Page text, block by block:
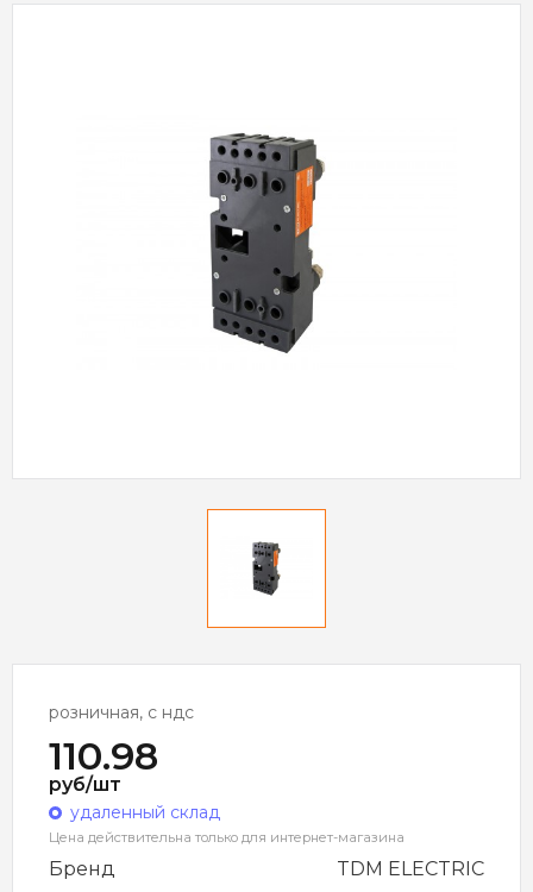
розничная, с ндс
110.98
руб/шт
удаленный склад
Цена действительна только для интернет-магазина
Бренд
TDM ELECTRIC